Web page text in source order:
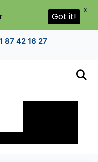
87 42 16 27
Got it!
X